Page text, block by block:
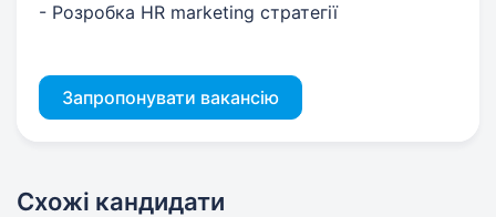
- Розробка HR marketing стратегії
Запропонувати вакансію
Схожі кандидати